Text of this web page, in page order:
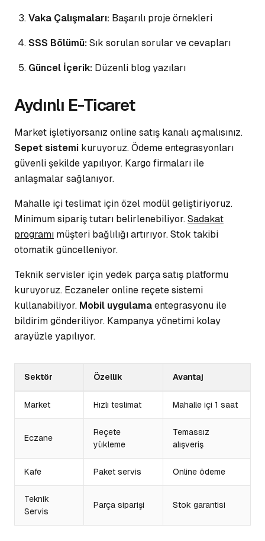
Vaka Çalışmaları: Başarılı proje örnekleri
SSS Bölümü:Sık sorulan sorular ve cevapları
Güncel İçerik: Düzenli blog yazıları
Aydınlı E-Ticaret
Market işletiyorsanız online satış kanalı açmalısınız.
Sepet sistemi kuruyoruz. Ödeme entegrasyonları
güvenli şekilde yapılıyor. Kargo firmaları ile
anlaşmalar sağlanıyor.
Mahalle içi teslimat için özel modül geliştiriyoruz.
Minimum sipariş tutarı belirlenebiliyor.Sadakat
programı müşteri bağlılığı artırıyor. Stok takibi
otomatik güncelleniyor.
Teknik servisler için yedek parça satış platformu
kuruyoruz. Eczaneler online reçete sistemi
kullanabiliyor. Mobil uygulamaentegrasyonu ile
bildirim gönderiliyor. Kampanya yönetimi kolay
arayüzle yapılıyor.
Sektör Özellik Avantaj
Market Hızlı teslimat Mahalle içi 1 saat
Eczane
Reçete
yükleme
Temassız
alışveriş
Kafe Paket servis Online ödeme
Teknik
Servis
Parça siparişi Stok garantisi